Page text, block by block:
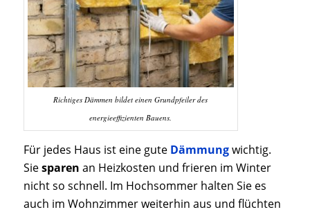
Richtiges Dämmen bildet einen Grundpfeiler des
energieeffizienten Bauens.
Für jedes Haus ist eine gute Dämmungwichtig.
Siesparen an Heizkosten und frieren im Winter
nicht so schnell. Im Hochsommer halten Sie es
auch im Wohnzimmer weiterhin aus und flüchten